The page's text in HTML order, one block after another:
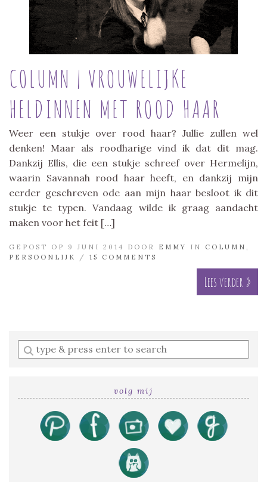
COLUMN | VROUWELIJKE
HELDINNEN MET ROOD HAAR
Weer een stukje over rood haar? Jullie zullen wel
denken! Maar als roodharige vind ik dat dit mag.
Dankzij Ellis, die een stukje schreef over Hermelijn,
waarin Savannah rood haar heeft, en dankzij mijn
eerder geschreven ode aan mijn haar besloot ik dit
stukje te typen. Vandaag wilde ik graag aandacht
maken voor het feit […]
GEPOST OP 9 JUNI 2014 DOOR EMMY IN COLUMN
PERSOONLIJK
/ 15 COMMENTS
Lees verder »
Enter
a
volg mij